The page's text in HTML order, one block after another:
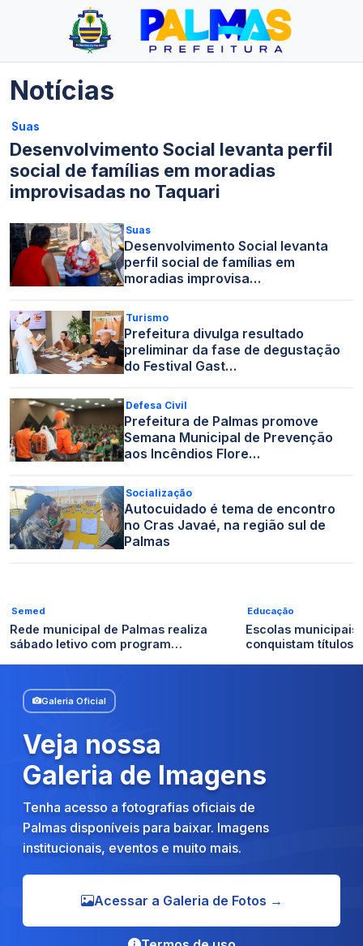
Notícias
Suas
Desenvolvimento Social levanta perfil
social de famílias em moradias
improvisadas no Taquari
Suas
Desenvolvimento Social levanta
perfil social de famílias em
moradias improvisa…
Turismo
Prefeitura divulga resultado
preliminar da fase de degustação
do Festival Gast…
Defesa Civil
Prefeitura de Palmas promove
Semana Municipal de Prevenção
aos Incêndios Flore…
Socialização
Autocuidado é tema de encontro
no Cras Javaé, na região sul de
Palmas
Semed
Rede municipal de Palmas realiza
sábado letivo com program…
Educação
Escolas municipais
conquistam títulos
Galeria Oficial
Veja nossa
Galeria de Imagens
Tenha acesso a fotografias oficiais de
Palmas disponíveis para baixar. Imagens
institucionais, eventos e muito mais.
Acessar a Galeria de Fotos →